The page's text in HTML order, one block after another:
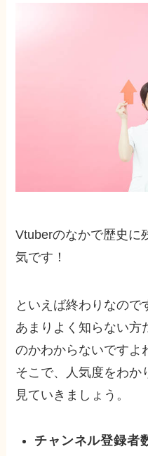
Vtuberのなかで歴史に
気です！
といえば終わりなので
あまりよく知らない方
のかわからないですよ
そこで、人気度をわか
見ていきましょう。
チャンネル登録者